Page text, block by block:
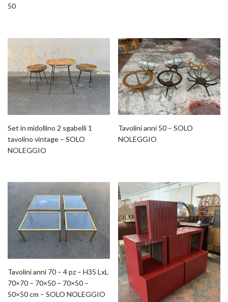
50
Set in midollino 2 sgabelli 1
tavolino vintage – SOLO
NOLEGGIO
Tavolini anni 50 – SOLO
NOLEGGIO
Tavolini anni 70 – 4 pz – H35 LxL
70×70 – 70×50 – 70×50 –
50×50 cm – SOLO NOLEGGIO